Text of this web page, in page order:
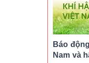
Báo
Nam và